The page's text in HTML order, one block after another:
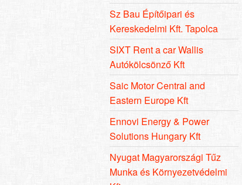
Sz Bau Építőipari és
Kereskedelmi Kft. Tapolca
SIXT Rent a car Wallis
Autókölcsönző Kft
Saic Motor Central and
Eastern Europe Kft
Ennovi Energy & Power
Solutions Hungary Kft
Nyugat Magyarországi Tűz
Munka és Környezetvédelmi